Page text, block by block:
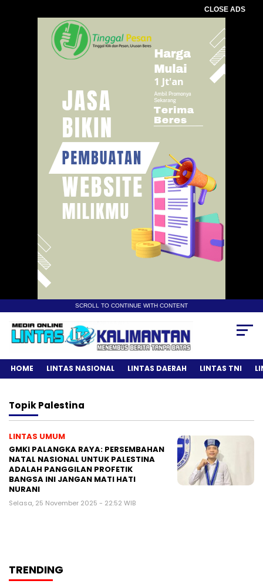
CLOSE ADS
SCROLL TO CONTINUE WITH CONTENT
HOME LINTAS NASIONAL LINTAS DAERAH LINTAS TNI
TopikPalestina
LINTAS UMUM
GMKI PALANGKA RAYA: PERSEMBAHAN
NATAL NASIONAL UNTUK PALESTINA
ADALAH PANGGILAN PROFETIK
BANGSA INI JANGAN MATI HATI
NURANI
Selasa, 25 November 2025 - 22:52 WIB
TRENDING